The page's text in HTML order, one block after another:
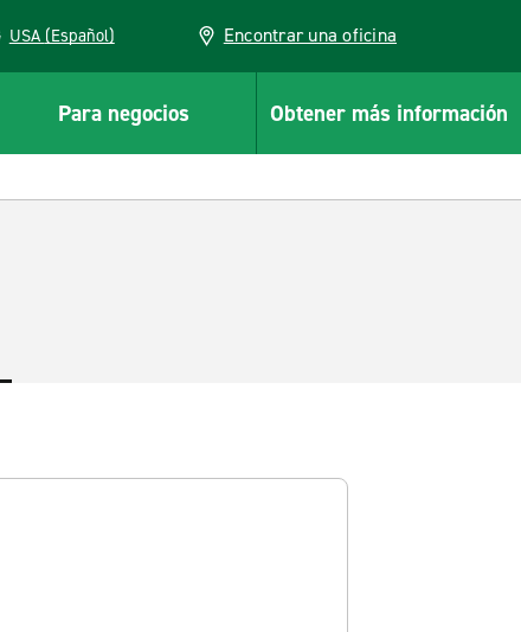
USA (Español) Encontrar una oficina
Para negocios Obtener más información